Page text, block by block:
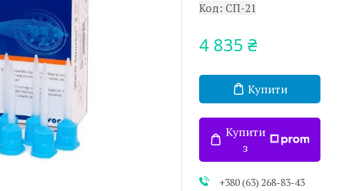
Код: СП-21
4 835 ₴
Купити
Купити
з
+380 (63) 268-83-43